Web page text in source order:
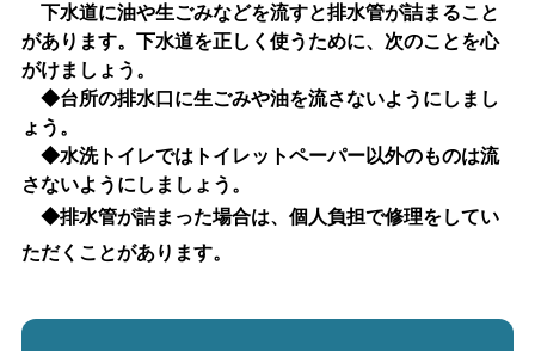
下水道に油や生ごみなどを流すと排水管が詰まること
があります。下水道を正しく使うために、次のことを心
がけましょう。
◆台所の排水口に生ごみや油を流さないようにしまし
ょう。
◆水洗トイレではトイレットペーパー以外のものは流
さないようにしましょう。
◆排水管が詰まった場合は、個人負担で修理をしてい
ただくことがあります。